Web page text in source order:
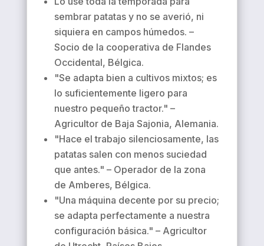
sembrar patatas y no se averió, ni
siquiera en campos húmedos. –
Socio de la cooperativa de Flandes
Occidental, Bélgica.
"Se adapta bien a cultivos mixtos; es
lo suficientemente ligero para
nuestro pequeño tractor." –
Agricultor de Baja Sajonia, Alemania.
"Hace el trabajo silenciosamente, las
patatas salen con menos suciedad
que antes." – Operador de la zona
de Amberes, Bélgica.
"Una máquina decente por su precio;
se adapta perfectamente a nuestra
configuración básica." – Agricultor